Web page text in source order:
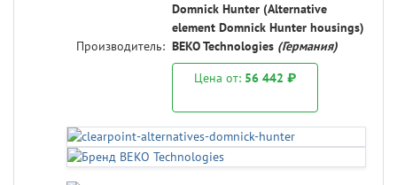
Domnick Hunter (Alternative
element Domnick Hunter housings)
Производитель: BEKO Technologies (Германия)
Цена от: 56 442 ₽